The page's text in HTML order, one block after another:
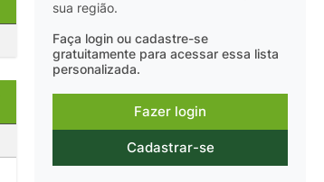
sua região.
Faça login ou cadastre-se
gratuitamente para acessar essa lista
personalizada.
Fazer login
Cadastrar-se